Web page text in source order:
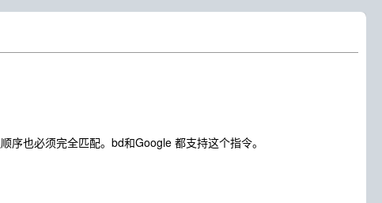
也必须完全匹配。bd和Google 都支持这个指令。